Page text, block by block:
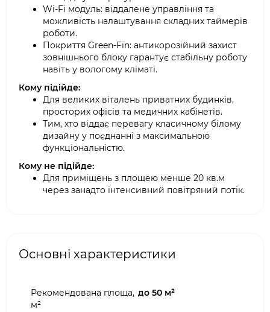
Wi-Fi модуль: віддалене управління та
можливість налаштування складних таймерів
роботи.
Покриття Green-Fin: антикорозійний захист
зовнішнього блоку гарантує стабільну роботу
навіть у вологому кліматі.
Кому підійде:
Для великих віталень приватних будинків,
просторих офісів та медичних кабінетів.
Тим, хто віддає перевагу класичному білому
дизайну у поєднанні з максимальною
функціональністю.
Кому не підійде:
Для приміщень з площею менше 20 кв.м
через занадто інтенсивний повітряний потік.
Основні характеристики
Рекомендована площа,
м²
до 50 м²